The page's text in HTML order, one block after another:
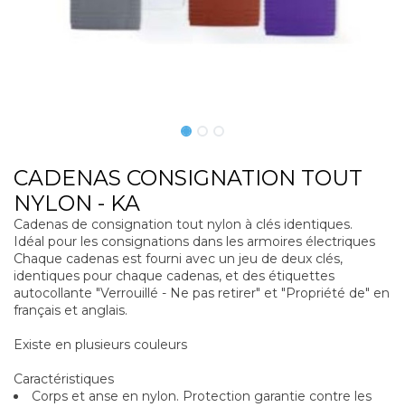
CADENAS CONSIGNATION TOUT
NYLON - KA
Cadenas de consignation tout nylon à clés identiques.
Idéal pour les consignations dans les armoires électriques
Chaque cadenas est fourni avec un jeu de deux clés,
identiques pour chaque cadenas, et des étiquettes
autocollante "Verrouillé - Ne pas retirer" et "Propriété de" en
français et anglais.
Existe en plusieurs couleurs
Caractéristiques
Corps et anse en nylon. Protection garantie contre les